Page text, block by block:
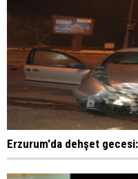
Erzurum'da dehşet